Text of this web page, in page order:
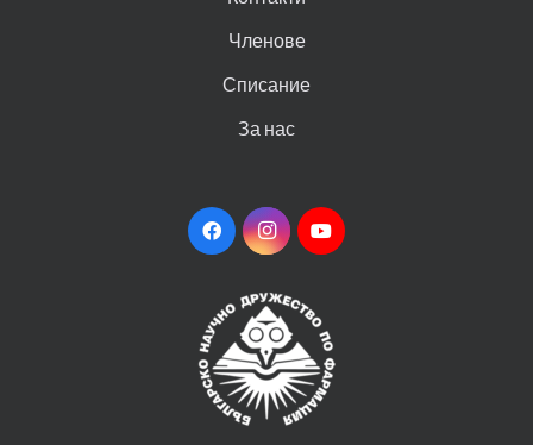
Членове
Списание
За нас